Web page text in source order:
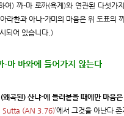
) 까-마 로까(욕계)와 연관된 다섯가
라한과 아나-가미의 마음은 위 도표의
되어 있습니다.)
-마 바와에 들어가지 않는다
곡된) 산냐-에 들러붙을 때에만 마음
Sutta (AN 3.76)’에서 그것을 아난다